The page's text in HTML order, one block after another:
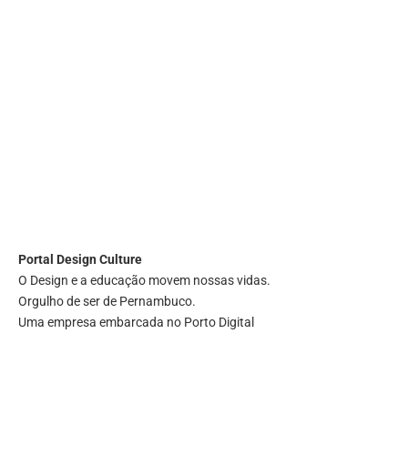
Portal Design Culture
O Design e a educação movem nossas vidas.
Orgulho de ser de Pernambuco.
Uma empresa embarcada no Porto Digital